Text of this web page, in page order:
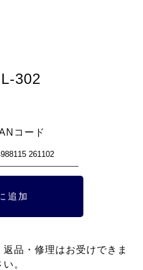
302
コード
追加
品・修理はお受けできま
。